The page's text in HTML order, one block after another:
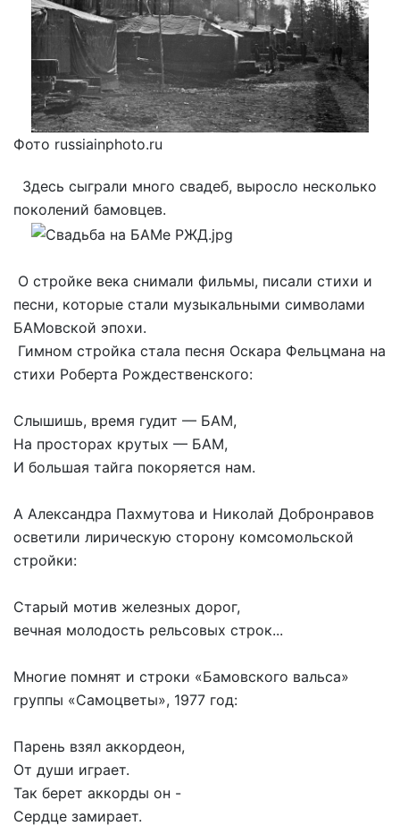
Фото russiainphoto.ru
Здесь сыграли много свадеб, выросло несколько
поколений бамовцев.
О стройке века снимали фильмы, писали стихи и
песни, которые стали музыкальными символами
БАМовской эпохи.
Гимном стройка стала песня Оскара Фельцмана на
стихи Роберта Рождественского:
Слышишь, время гудит — БАМ,
На просторах крутых — БАМ,
И большая тайга покоряется нам.
А Александра Пахмутова и Николай Добронравов
осветили лирическую сторону комсомольской
стройки:
Старый мотив железных дорог,
вечная молодость рельсовых строк...
Многие помнят и строки «Бамовского вальса»
группы «Самоцветы», 1977 год:
Парень взял аккордеон,
От души играет.
Так берет аккорды он -
Сердце замирает.